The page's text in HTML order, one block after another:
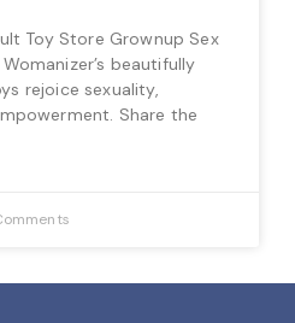
Toy Store Grownup Sex
beautifully
rejoice sexuality,
Share the